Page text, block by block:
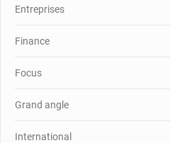
Entreprises
Finance
Focus
Grand angle
International